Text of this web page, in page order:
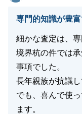
専門的知識が豊
細かな査定は、
境界杭の件では
事項でした。
長年親族が抗議
でも、喜んで使
ます。